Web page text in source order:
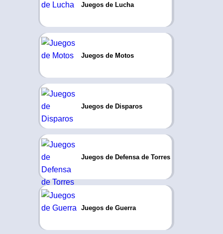
Juegos de Lucha
Juegos de Motos
Juegos de Disparos
Juegos de Defensa de Torres
Juegos de Guerra